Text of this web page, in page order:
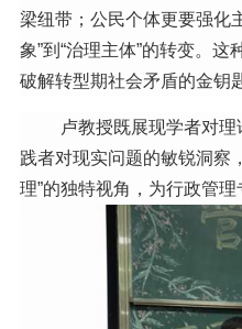
梁纽带；公民个体更要强化
象”到 “治理主体”的转变。这
破解转型期社会矛盾的金钥
卢教授既展现学者对
践者对现实问题的敏锐洞察
理”的独特视角，为行政管理